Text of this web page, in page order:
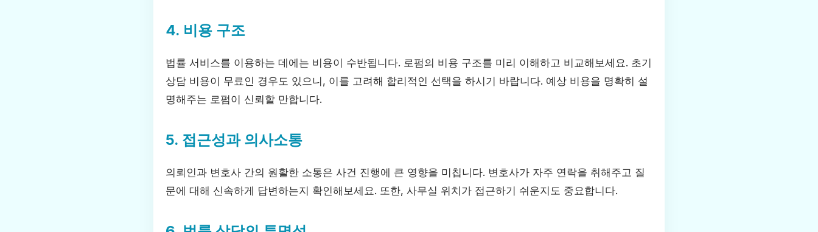
4. 비용 구조
법률 서비스를 이용하는 데에는 비용이 수반됩니다. 로펌의 비용 구조를 미리 이해하고 비교해보세요. 초기
상담 비용이 무료인 경우도 있으니, 이를 고려해 합리적인 선택을 하시기 바랍니다. 예상 비용을 명확히 설
명해주는 로펌이 신뢰할 만합니다.
5. 접근성과 의사소통
의뢰인과 변호사 간의 원활한 소통은 사건 진행에 큰 영향을 미칩니다. 변호사가 자주 연락을 취해주고 질
문에 대해 신속하게 답변하는지 확인해보세요. 또한, 사무실 위치가 접근하기 쉬운지도 중요합니다.